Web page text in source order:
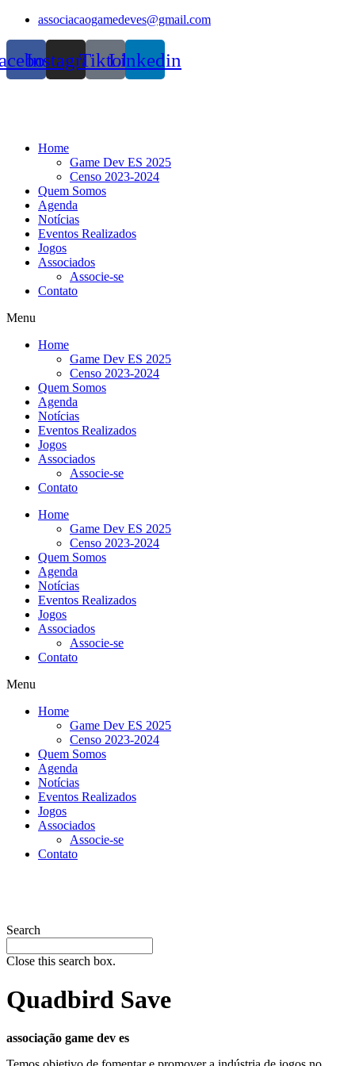
Skip
content
associacaogamedeves@gmail.com
InstagramTiktokLinkedin
Home
Game Dev ES 2025
Censo 2023-2024
Quem Somos
Agenda
Notícias
Eventos Realizados
Jogos
Associados
Associe-se
Contato
Menu
Home
Game Dev ES 2025
Censo 2023-2024
Quem Somos
Agenda
Notícias
Eventos Realizados
Jogos
Associados
Associe-se
Contato
Home
Game Dev ES 2025
Censo 2023-2024
Quem Somos
Agenda
Notícias
Eventos Realizados
Jogos
Associados
Associe-se
Contato
Menu
Home
Game Dev ES 2025
Censo 2023-2024
Quem Somos
Agenda
Notícias
Eventos Realizados
Jogos
Associados
Associe-se
Contato
Search
Close this search box.
Quadbird Save
associação game dev es